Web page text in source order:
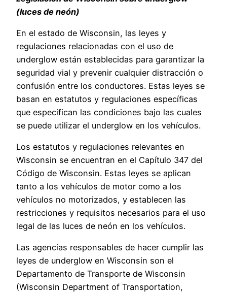
(luces de neón)
En el estado de Wisconsin, las leyes y
regulaciones relacionadas con el uso de
underglow están establecidas para garantizar la
seguridad vial y prevenir cualquier distracción o
confusión entre los conductores. Estas leyes se
basan en estatutos y regulaciones específicas
que especifican las condiciones bajo las cuales
se puede utilizar el underglow en los vehículos.
Los estatutos y regulaciones relevantes en
Wisconsin se encuentran en el Capítulo 347 del
Código de Wisconsin. Estas leyes se aplican
tanto a los vehículos de motor como a los
vehículos no motorizados, y establecen las
restricciones y requisitos necesarios para el uso
legal de las luces de neón en los vehículos.
Las agencias responsables de hacer cumplir las
leyes de underglow en Wisconsin son el
Departamento de Transporte de Wisconsin
(Wisconsin Department of Transportation,